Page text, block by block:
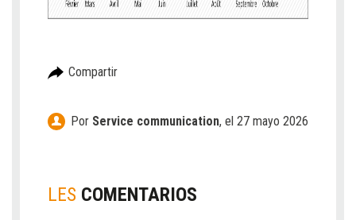
Compartir
Por Service communication, el 27 mayo 2026
LES COMENTARIOS